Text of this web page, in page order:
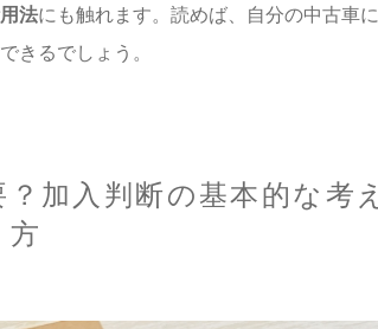
法にも触れます。読めば、自分の中古車に
きるでしょう。
加入判断の基本的な考え
方